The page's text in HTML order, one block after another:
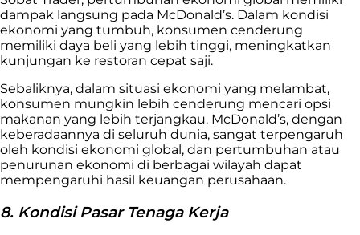
dampak langsung pada McDonald’s. Dalam kondisi
ekonomi yang tumbuh, konsumen cenderung
memiliki daya beli yang lebih tinggi, meningkatkan
kunjungan ke restoran cepat saji.
Sebaliknya, dalam situasi ekonomi yang melambat,
konsumen mungkin lebih cenderung mencari opsi
makanan yang lebih terjangkau. McDonald’s, dengan
keberadaannya di seluruh dunia, sangat terpengaruh
oleh kondisi ekonomi global, dan pertumbuhan atau
penurunan ekonomi di berbagai wilayah dapat
mempengaruhi hasil keuangan perusahaan.
8. Kondisi Pasar Tenaga Kerja